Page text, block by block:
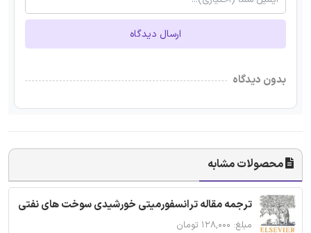
ارسال دیدگاه
بدون دیدگاه
محصولات مشابه
ترجمه مقاله ترانسفورمیتی خورشیدی سوخت های نفتی
مبلغ: ۱۲۸,۰۰۰ تومان